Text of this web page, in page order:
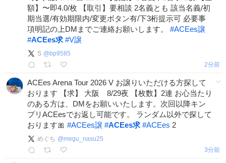
額】〜即4.0/枚 【取引】要相談 2名義とも 該当名義/初
期当選/有効期限内/変更ボタン有/下3桁提示可 必要事
項明記の上DMまでご連絡お願いします。 #ACEes譲
#ACEes求 #V譲
S @bp9585
2分前
ACEes Arena Tour 2026 V お譲りいただける方探して
おります 【求】 大阪 8/29夜 【枚数】2連 お心当たり
のある方は、DMをお願いいたします。次回以降キン
プリACEesでお返し可能です。 ランダム以外で探して
おります🎀 #ACEes譲 #ACEes求 #ACEes 2
めぐち @megu_nasu25
3分前